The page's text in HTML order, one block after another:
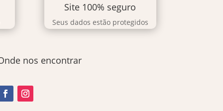
Site 100% seguro
Seus dados estão protegidos
nos encontrar